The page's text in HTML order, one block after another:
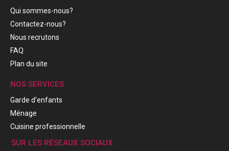
Qui sommes-nous?
Contactez-nous?
Nous recrutons
FAQ
Plan du site
NOS SERVICES
Garde d'enfants
Ménage
Cuisine professionnelle
SUR LES RÉSEAUX SOCIAUX